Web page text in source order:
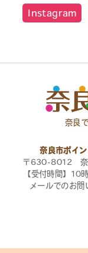
Instagram
奈良
奈良市ポイ
〒630-8012 奈
【受付時間】10
メールでのお問